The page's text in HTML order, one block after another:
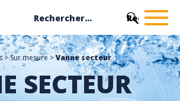
>Sur mesure >Vanne secteur
SECTEUR